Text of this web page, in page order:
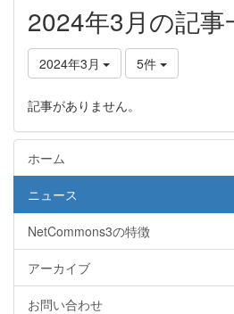
2024年3月の記事
2024年3月 5件
記事がありません。
ホーム
ニュース
NetCommons3の特徴
アーカイブ
お問い合わせ